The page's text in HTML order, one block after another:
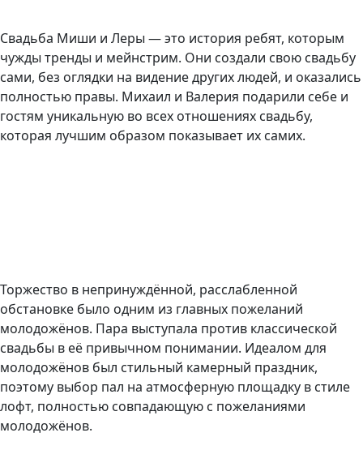
Свадьба Миши и Леры — это история ребят, которым
чужды тренды и мейнстрим. Они создали свою свадьбу
сами, без оглядки на видение других людей, и оказались
полностью правы. Михаил и Валерия подарили себе и
гостям уникальную во всех отношениях свадьбу,
которая лучшим образом показывает их самих.
Торжество в непринуждённой, расслабленной
обстановке было одним из главных пожеланий
молодожёнов. Пара выступала против классической
свадьбы в её привычном понимании. Идеалом для
молодожёнов был стильный камерный праздник,
поэтому выбор пал на атмосферную площадку в стиле
лофт, полностью совпадающую с пожеланиями
молодожёнов.